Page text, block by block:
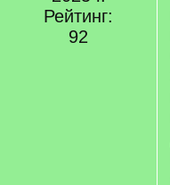
Рейтинг:
92